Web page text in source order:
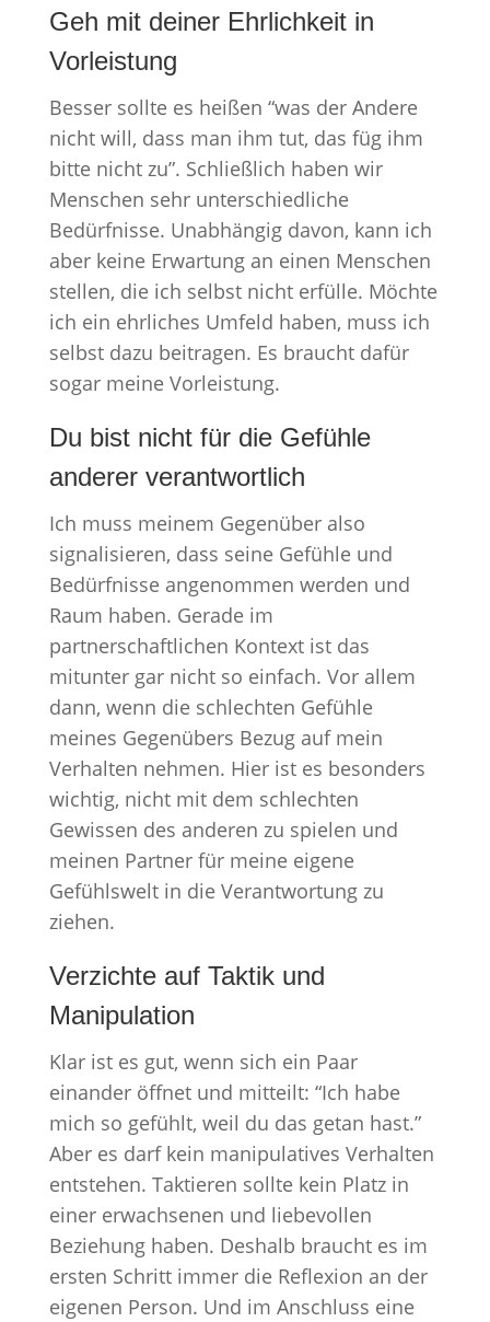
Geh mit deiner Ehrlichkeit in
Vorleistung
Besser sollte es heißen “was der Andere
nicht will, dass man ihm tut, das füg ihm
bitte nicht zu”. Schließlich haben wir
Menschen sehr unterschiedliche
Bedürfnisse. Unabhängig davon, kann ich
aber keine Erwartung an einen Menschen
stellen, die ich selbst nicht erfülle. Möchte
ich ein ehrliches Umfeld haben, muss ich
selbst dazu beitragen. Es braucht dafür
sogar meine Vorleistung.
Du bist nicht für die Gefühle
anderer verantwortlich
Ich muss meinem Gegenüber also
signalisieren, dass seine Gefühle und
Bedürfnisse angenommen werden und
Raum haben. Gerade im
partnerschaftlichen Kontext ist das
mitunter gar nicht so einfach. Vor allem
dann, wenn die schlechten Gefühle
meines Gegenübers Bezug auf mein
Verhalten nehmen. Hier ist es besonders
wichtig, nicht mit dem schlechten
Gewissen des anderen zu spielen und
meinen Partner für meine eigene
Gefühlswelt in die Verantwortung zu
ziehen.
Verzichte auf Taktik und
Manipulation
Klar ist es gut, wenn sich ein Paar
einander öffnet und mitteilt: “Ich habe
mich so gefühlt, weil du das getan hast.”
Aber es darf kein manipulatives Verhalten
entstehen. Taktieren sollte kein Platz in
einer erwachsenen und liebevollen
Beziehung haben. Deshalb braucht es im
ersten Schritt immer die Reflexion an der
eigenen Person. Und im Anschluss eine